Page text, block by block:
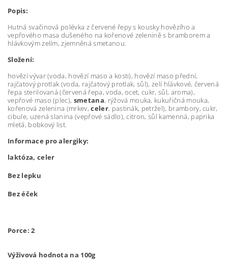
Popis:
Hutná svačinová polévka z červené řepy s kousky hovězího a
vepřového masa dušeného na kořenové zelenině s bramborem a
hlávkovým zelím, zjemněná smetanou.
Složení:
hovězí vývar (voda, hovězí maso a kosti), hovězí maso přední,
rajčatový protlak (voda, rajčatový protlak, sůl), zelí hlávkové, červená
řepa sterilovaná (červená řepa, voda, ocet, cukr, sůl, aroma),
vepřové maso (plec), smetana, rýžová mouka, kukuřičná mouka,
kořenová zelenina (mrkev,celer, pastinák, petržel), brambory, cukr,
cibule, uzená slanina (vepřové sádlo), citron, sůl kamenná, paprika
mletá, bobkový list.
Informace pro alergiky:
laktóza, celer
Bez lepku
Bez éček
Porce: 2
Výživová hodnota na 100g